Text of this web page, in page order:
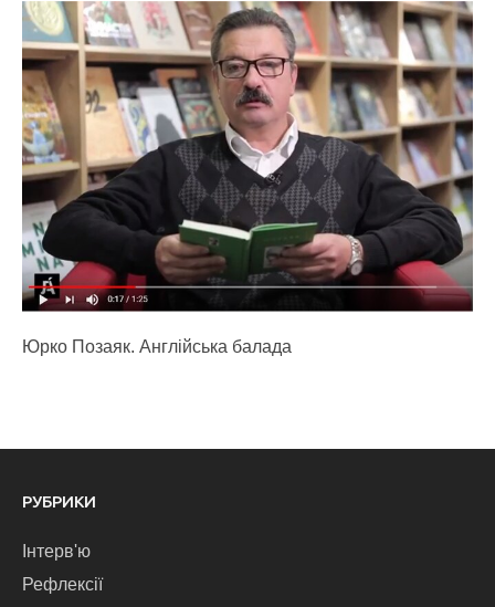
Юрко Позаяк. Англійська балада
РУБРИКИ
Інтерв'ю
Рефлексії